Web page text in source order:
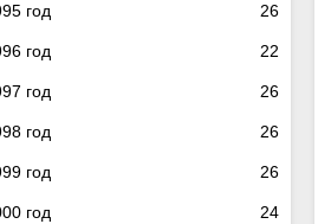
год 26
год 22
год 26
год 26
год 26
год 24